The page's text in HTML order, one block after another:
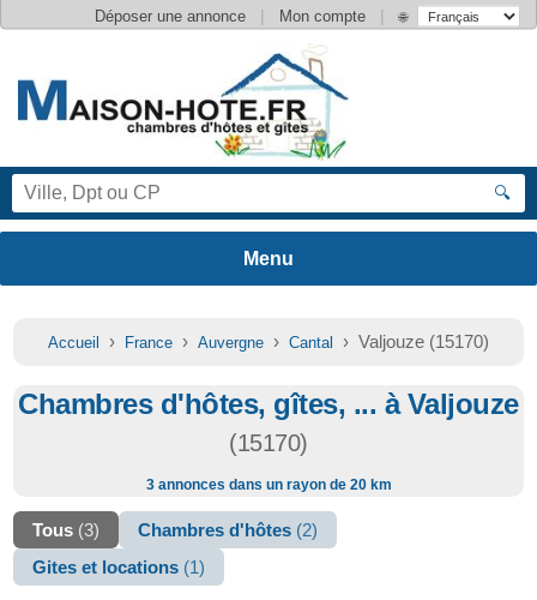
Déposer une annonce | Mon compte | 🌐
🔍
Accueil › France › Auvergne › Cantal › Valjouze (15170)
Chambres d'hôtes, gîtes, ... à Valjouze
(15170)
3 annonces dans un rayon de 20 km
Tous (3) Chambres d'hôtes (2)
Gites et locations (1)